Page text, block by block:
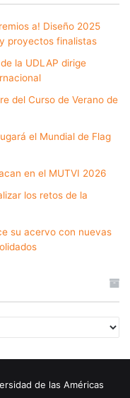
a! Diseño 2025
proyectos finalistas
la UDLAP dirige
del Curso de Verano de
el Mundial de Flag
en el MUTVI 2026
los retos de la
su acervo con nuevas
de las Américas